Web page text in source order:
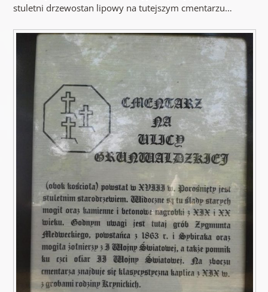
stuletni drzewostan lipowy na tutejszym cmentarzu…